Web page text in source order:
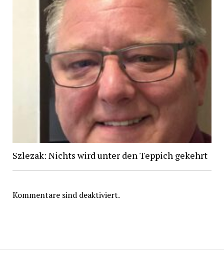
Szlezak: Nichts wird unter den Teppich gekehrt
Kommentare sind deaktiviert.